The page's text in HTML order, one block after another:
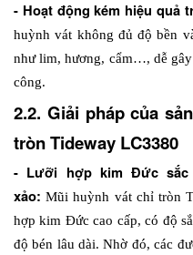
- Hoạt động kém hiệu quả
huỳnh vát không đủ độ bền
như lim, hương, cẩm…, dễ
công.
2.2. Giải pháp của
tròn Tideway LC3380
- Lưỡi hợp kim Đức sắc
xảo: Mũi huỳnh vát chỉ tròn
hợp kim Đức cao cấp, có độ
độ bén lâu dài. Nhờ đó, các